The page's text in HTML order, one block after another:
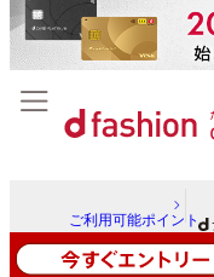
ご利用可能ポイント